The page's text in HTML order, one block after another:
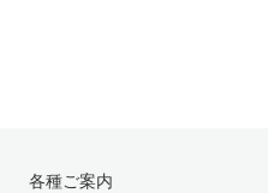
各種ご案内